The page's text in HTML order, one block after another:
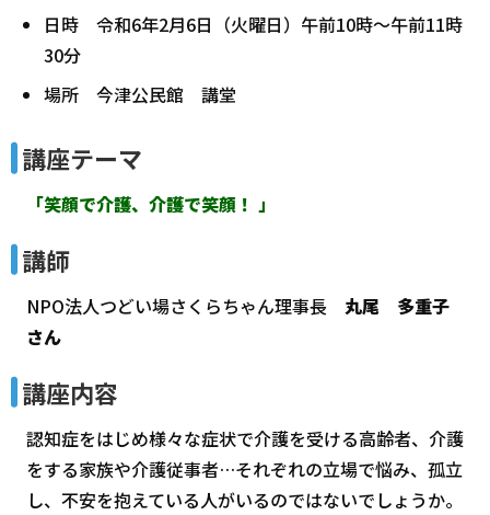
日時 令和6年2月6日（火曜日）午前10時～午前11時
30分
場所 今津公民館 講堂
講座テーマ
「笑顔で介護、介護で笑顔！ 」
講師
NPO法人つどい場さくらちゃん理事長 丸尾 多重子
さん
講座内容
認知症をはじめ様々な症状で介護を受ける高齢者、介護
をする家族や介護従事者…それぞれの立場で悩み、孤立
し、不安を抱えている人がいるのではないでしょうか。